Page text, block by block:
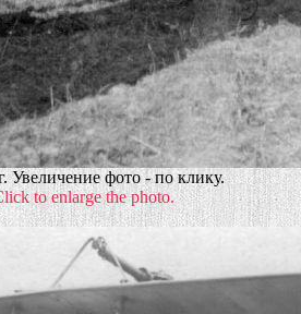
Увеличение фото - по клику.
to enlarge the photo.